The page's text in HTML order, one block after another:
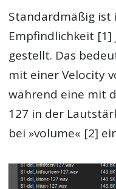
Standardmäßig ist
Empfindlichkeit [1]
gestellt. Das
mit einer Velocity
während eine mit
127 in der
bei »volume« [2]